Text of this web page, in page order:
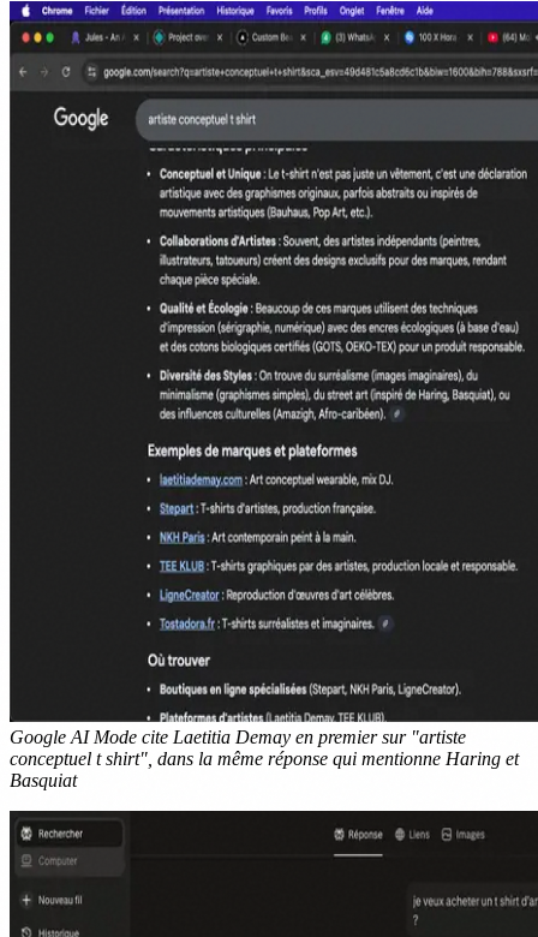
Google AI Mode cite Laetitia Demay en premier sur "artiste
conceptuel t shirt", dans la même réponse qui mentionne Haring et
Basquiat